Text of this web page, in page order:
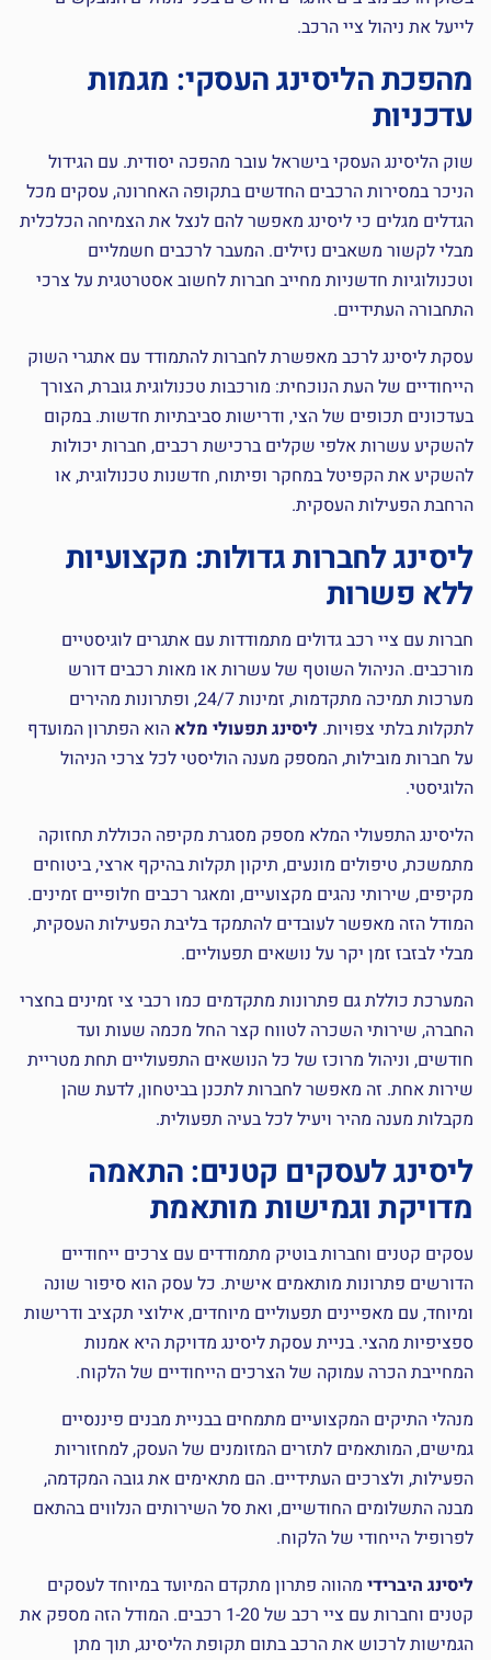
לייעל את ניהול ציי הרכב.
מהפכת הליסינג העסקי: מגמות
עדכניות
שוק הליסינג העסקי בישראל עובר מהפכה יסודית. עם הגידול
הניכר במסירות הרכבים החדשים בתקופה האחרונה, עסקים מכל
הגדלים מגלים כי ליסינג מאפשר להם לנצל את הצמיחה הכלכלית
מבלי לקשור משאבים נזילים. המעבר לרכבים חשמליים
וטכנולוגיות חדשניות מחייב חברות לחשוב אסטרטגית על צרכי
התחבורה העתידיים.
עסקת ליסינג לרכב מאפשרת לחברות להתמודד עם אתגרי השוק
הייחודיים של העת הנוכחית: מורכבות טכנולוגית גוברת, הצורך
בעדכונים תכופים של הצי, ודרישות סביבתיות חדשות. במקום
להשקיע עשרות אלפי שקלים ברכישת רכבים, חברות יכולות
להשקיע את הקפיטל במחקר ופיתוח, חדשנות טכנולוגית, או
הרחבת הפעילות העסקית.
ליסינג לחברות גדולות: מקצועיות
ללא פשרות
חברות עם ציי רכב גדולים מתמודדות עם אתגרים לוגיסטיים
מורכבים. הניהול השוטף של עשרות או מאות רכבים דורש
מערכות תמיכה מתקדמות, זמינות 24/7, ופתרונות מהירים
לתקלות בלתי צפויות.ליסינג תפעולי מלא הוא הפתרון המועדף
על חברות מובילות, המספק מענה הוליסטי לכל צרכי הניהול
הלוגיסטי.
הליסינג התפעולי המלא מספק מסגרת מקיפה הכוללת תחזוקה
מתמשכת, טיפולים מונעים, תיקון תקלות בהיקף ארצי, ביטוחים
מקיפים, שירותי נהגים מקצועיים, ומאגר רכבים חלופיים זמינים.
המודל הזה מאפשר לעובדים להתמקד בליבת הפעילות העסקית,
מבלי לבזבז זמן יקר על נושאים תפעוליים.
המערכת כוללת גם פתרונות מתקדמים כמו רכבי צי זמינים בחצרי
החברה, שירותי השכרה לטווח קצר החל מכמה שעות ועד
חודשים, וניהול מרוכז של כל הנושאים התפעוליים תחת מטריית
שירות אחת. זה מאפשר לחברות לתכנן בביטחון, לדעת שהן
מקבלות מענה מהיר ויעיל לכל בעיה תפעולית.
ליסינג לעסקים קטנים: התאמה
מדויקת וגמישות מותאמת
עסקים קטנים וחברות בוטיק מתמודדים עם צרכים ייחודיים
הדורשים פתרונות מותאמים אישית. כל עסק הוא סיפור שונה
ומיוחד, עם מאפיינים תפעוליים מיוחדים, אילוצי תקציב ודרישות
ספציפיות מהצי. בניית עסקת ליסינג מדויקת היא אמנות
המחייבת הכרה עמוקה של הצרכים הייחודיים של הלקוח.
מנהלי התיקים המקצועיים מתמחים בבניית מבנים פיננסיים
גמישים, המותאמים לתזרים המזומנים של העסק, למחזוריות
הפעילות, ולצרכים העתידיים. הם מתאימים את גובה המקדמה,
מבנה התשלומים החודשיים, ואת סל השירותים הנלווים בהתאם
לפרופיל הייחודי של הלקוח.
ליסינג היברידי מהווה פתרון מתקדם המיועד במיוחד לעסקים
קטנים וחברות עם ציי רכב של 1-20 רכבים. המודל הזה מספק את
הגמישות לרכוש את הרכב בתום תקופת הליסינג, תוך מתן